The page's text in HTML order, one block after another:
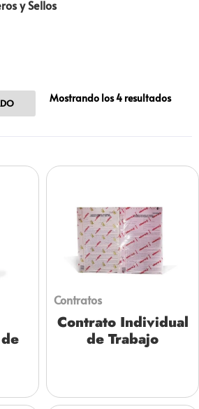
y Sellos
Mostrando los 4 resultados
Contratos
Contrato Individual
de Trabajo